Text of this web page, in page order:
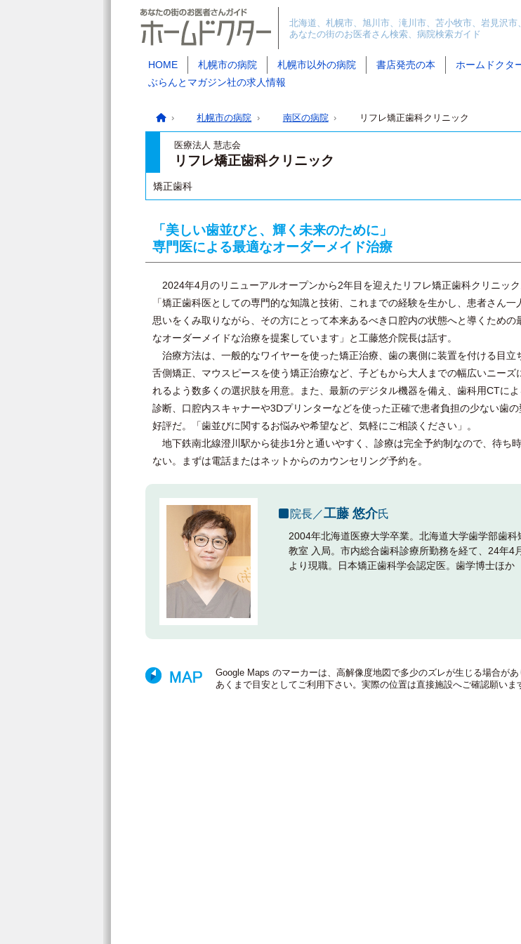
北海道、札幌市、旭川市、滝川市、苫小牧市、岩見沢市
あなたの街のお医者さん検索、病院検索ガイド
HOME 札幌市の病院 札幌市以外の病院 書店発売の本 ホームドクタ
ぶらんとマガジン社の求人情報
札幌市の病院 南区の病院 リフレ矯正歯科クリニック
医療法人 慧志会
リフレ矯正歯科クリニック
矯正歯科
「美しい歯並びと、輝く未来のために」
専門医による最適なオーダーメイド治療
2024年4月のリニューアルオープンから2年目を迎えたリフレ矯正歯科クリニック
「矯正歯科医としての専門的な知識と技術、これまでの経験を生かし、患者さん一
思いをくみ取りながら、その方にとって本来あるべき口腔内の状態へと導くための
なオーダーメイドな治療を提案しています」と工藤悠介院長は話す。
治療方法は、一般的なワイヤーを使った矯正治療、歯の裏側に装置を付ける目立
舌側矯正、マウスピースを使う矯正治療など、子どもから大人までの幅広いニーズ
れるよう数多くの選択肢を用意。また、最新のデジタル機器を備え、歯科用CTによ
診断、口腔内スキャナーや3Dプリンターなどを使った正確で患者負担の少ない歯の
好評だ。「歯並びに関するお悩みや希望など、気軽にご相談ください」。
地下鉄南北線澄川駅から徒歩1分と通いやすく、診療は完全予約制なので、待ち
ない。まずは電話またはネットからのカウンセリング予約を。
院長／工藤 悠介氏
2004年北海道医療大学卒業。北海道大学歯学部歯科
教室 入局。市内総合歯科診療所勤務を経て、24年4
より現職。日本矯正歯科学会認定医。歯学博士ほか
Google Maps のマーカーは、高解像度地図で多少のズレが生じる場合があ
あくまで目安としてご利用下さい。実際の位置は直接施設へご確認願いま